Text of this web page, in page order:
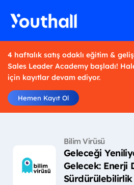
4 haftalık satış odaklı eğitim &
Sales Leader Academy başladı!
için kayıtlar devam ediyor.
Hemen Kayıt Ol
Bilim Virüsü
Geleceği
Gelecek: Enerji